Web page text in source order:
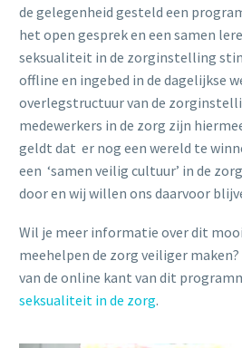
de gelegenheid gesteld een
het open gesprek en een samen
seksualiteit in de zorginstelling
offline en ingebed in de dagelijkse
overlegstructuur van de
medewerkers in de zorg zijn
geldt dat er nog een wereld te
een ‘samen veilig cultuur’ in de
door en wij willen ons daarvoor
Wil je meer informatie over dit
meehelpen de zorg veiliger
van de online kant van dit
seksualiteit in de zorg.